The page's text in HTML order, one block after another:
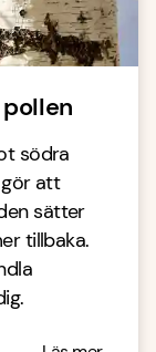
södra
att
sätter
tillbaka.